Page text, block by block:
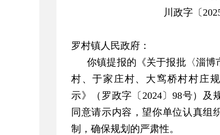
川政字〔
罗村镇人民政府：
你镇提报的《关于报批〈淄
村、于家庄村、大窎桥村村庄
示》（罗政字〔2024〕98号）及
同意请示内容，望你单位认真组
制，确保规划的严肃性。